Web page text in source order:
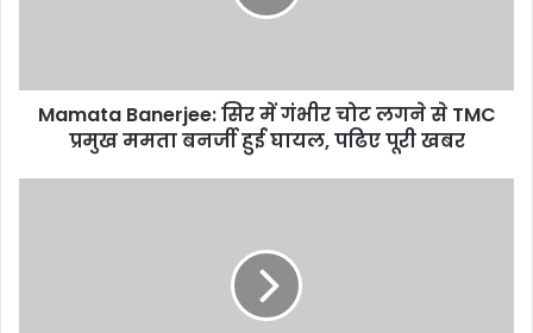
Mamata Banerjee: सिर में गंभीर चोट लगने से TMC
प्रमुख ममता बनर्जी हुई घायल, पढिए पूरी खबर